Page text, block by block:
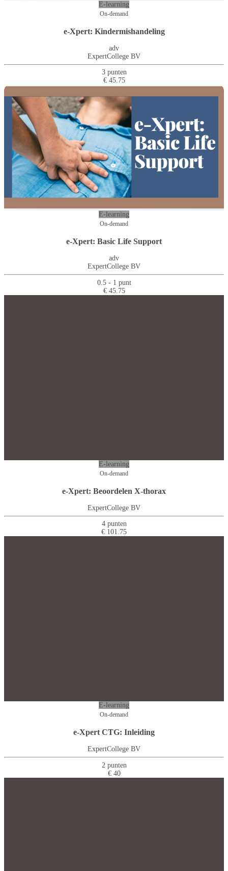
E-learning
On-demand
e-Xpert: Kindermishandeling
adv
ExpertCollege BV
3 punten
€ 45.75
E-learning
On-demand
e-Xpert: Basic Life Support
adv
ExpertCollege BV
0.5 - 1 punt
€ 45.75
E-learning
On-demand
e-Xpert: Beoordelen X-thorax
ExpertCollege BV
4 punten
€ 101.75
E-learning
On-demand
e-Xpert CTG: Inleiding
ExpertCollege BV
2 punten
€ 40